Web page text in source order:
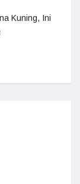
Kuning, Ini